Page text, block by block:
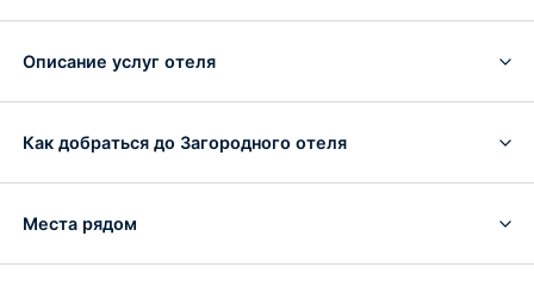
Описание услуг отеля
Как добраться до Загородного отеля
Места рядом